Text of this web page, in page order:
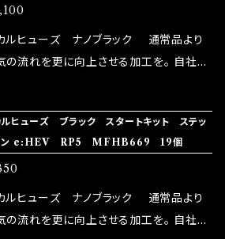
たしております。
触抵抗低減効果により、このような効果を
ます。 ・アクセルレスポンスの向上 ・アイ
グ安定化（静粛性UP） ・ターボ車のターボ
これらの効果は、タウンユースだけでなく、
ースポーツシーンでの実証実験の上、 製
たしております。
い。 2.金属部分が露出している為、空気
電してしまう。 3.金属プレートが接触する
マジカルヒューズになります。 ◇マジカル
ズの効果 マジカルヒューズは放電防止効
触抵抗低減効果により、このような効果を
ます。 ・アクセルレスポンスの向上 ・アイ
グ安定化（静粛性UP） ・ターボ車のターボ
ルヒューズ ナノブラック 通常品より
の流れを更に向上させる加工を。 自社比
ーシングドライバーMAX織戸選手がテス
なり吟味し時間を掛けて検証し、これは
来て面白く、車には必ずプラスになりデメ
が無い。と。 コラボ開発製品です。 購入先
らのマジカルヒューズ直販サイトと横浜に
ルヒューズ ブラック スタートキット ステッ
ン e:HEV RP5 MFHB669 19個
ルヒューズ ナノブラック 通常品より
の流れを更に向上させる加工を。 自社比